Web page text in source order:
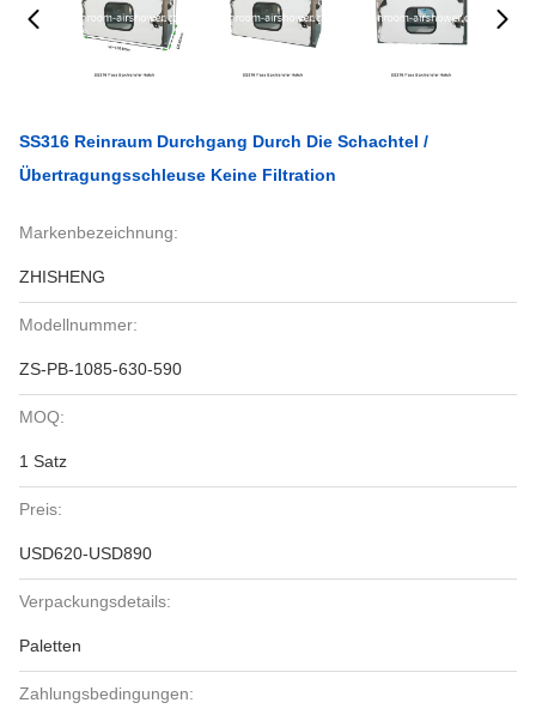
SS316 Reinraum Durchgang Durch Die Schachtel /
Übertragungsschleuse Keine Filtration
Markenbezeichnung:
ZHISHENG
Modellnummer:
ZS-PB-1085-630-590
MOQ:
1 Satz
Preis:
USD620-USD890
Verpackungsdetails:
Paletten
Zahlungsbedingungen: